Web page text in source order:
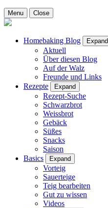
Menu Close
Homebaking Blog Expand
Aktuell
Über diesen Blog
Auf der Walz
Freunde und Links
Rezepte
Expand
Rezept-Suche
Schwarzbrot
Weissbrot
Gebäck
Süßes
Snacks
Saison
Basics
Expand
Vorteig
Sauerteige
Teig bearbeiten
Gut zu wissen
Videos